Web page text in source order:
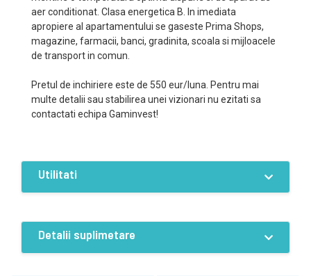
aer conditionat. Clasa energetica B. In imediata
apropiere al apartamentului se gaseste Prima Shops,
magazine, farmacii, banci, gradinita, scoala si mijloacele
de transport in comun.
Pretul de inchiriere este de 550 eur/luna. Pentru mai
multe detalii sau stabilirea unei vizionari nu ezitati sa
contactati echipa Gaminvest!
Utilitati
Detalii suplimetare